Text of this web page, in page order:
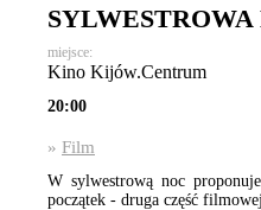
miejsce:
Kino Kijów.Centrum
20:00
» Film
W sylwestrową noc
początek - druga część